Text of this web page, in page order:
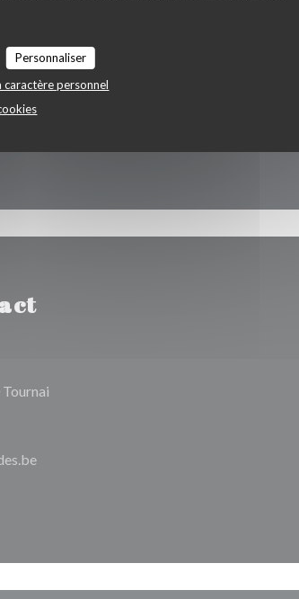
Personnaliser
personnel
((ouvre une nouvelle fenêtre))
((ouvre une nouvelle fenêtre))